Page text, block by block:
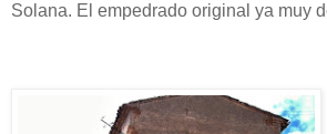
Solana. El empedrado original ya muy